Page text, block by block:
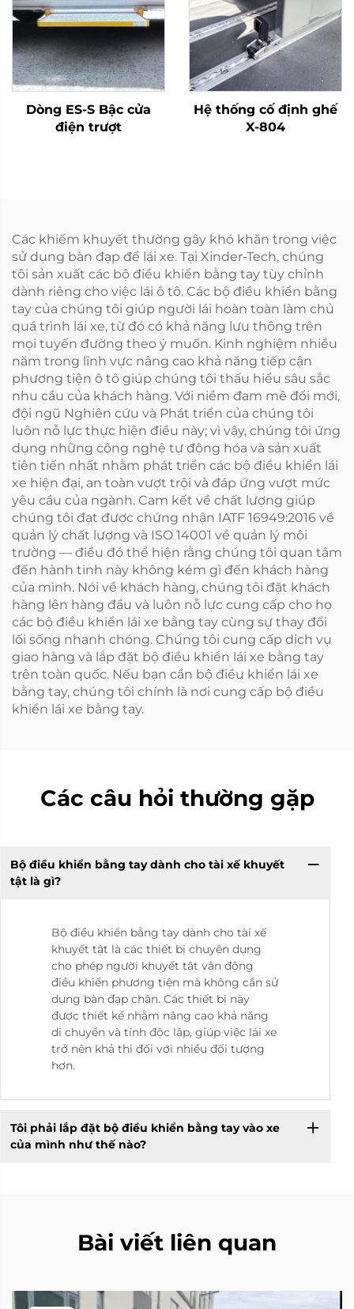
Dòng ES-S Bậc cửa
điện trượt
Hệ thống cố định ghế
X-804
Các khiếm khuyết thường gây khó khăn trong việc
sử dụng bàn đạp để lái xe. Tại Xinder-Tech, chúng
tôi sản xuất các bộ điều khiển bằng tay tùy chỉnh
dành riêng cho việc lái ô tô. Các bộ điều khiển bằng
tay của chúng tôi giúp người lái hoàn toàn làm chủ
quá trình lái xe, từ đó có khả năng lưu thông trên
mọi tuyến đường theo ý muốn. Kinh nghiệm nhiều
năm trong lĩnh vực nâng cao khả năng tiếp cận
phương tiện ô tô giúp chúng tôi thấu hiểu sâu sắc
nhu cầu của khách hàng. Với niềm đam mê đổi mới,
đội ngũ Nghiên cứu và Phát triển của chúng tôi
luôn nỗ lực thực hiện điều này; vì vậy, chúng tôi ứng
dụng những công nghệ tự động hóa và sản xuất
tiên tiến nhất nhằm phát triển các bộ điều khiển lái
xe hiện đại, an toàn vượt trội và đáp ứng vượt mức
yêu cầu của ngành. Cam kết về chất lượng giúp
chúng tôi đạt được chứng nhận IATF 16949:2016 về
quản lý chất lượng và ISO 14001 về quản lý môi
trường — điều đó thể hiện rằng chúng tôi quan tâm
đến hành tinh này không kém gì đến khách hàng
của mình. Nói về khách hàng, chúng tôi đặt khách
hàng lên hàng đầu và luôn nỗ lực cung cấp cho họ
các bộ điều khiển lái xe bằng tay cùng sự thay đổi
lối sống nhanh chóng. Chúng tôi cung cấp dịch vụ
giao hàng và lắp đặt bộ điều khiển lái xe bằng tay
trên toàn quốc. Nếu bạn cần bộ điều khiển lái xe
bằng tay, chúng tôi chính là nơi cung cấp bộ điều
khiển lái xe bằng tay.
Các câu hỏi thường gặp
Bộ điều khiển bằng tay dành cho tài xế khuyết
tật là gì?
Bộ điều khiển bằng tay dành cho tài xế
khuyết tật là các thiết bị chuyên dụng
cho phép người khuyết tật vận động
điều khiển phương tiện mà không cần sử
dụng bàn đạp chân. Các thiết bị này
được thiết kế nhằm nâng cao khả năng
di chuyển và tính độc lập, giúp việc lái xe
trở nên khả thi đối với nhiều đối tượng
hơn.
Tôi phải lắp đặt bộ điều khiển bằng tay vào xe
của mình như thế nào?
Bài viết liên quan